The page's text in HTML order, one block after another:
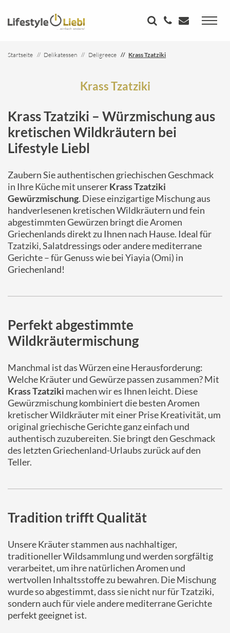
Startseite Delikatessen Deligreece Krass Tzatziki
Krass Tzatziki
Krass Tzatziki – Würzmischung aus
kretischen Wildkräutern bei
Lifestyle Liebl
Zaubern Sie authentischen griechischen Geschmack
in Ihre Küche mit unsererKrass Tzatziki
Gewürzmischung. Diese einzigartige Mischung aus
handverlesenen kretischen Wildkräutern und fein
abgestimmten Gewürzen bringt die Aromen
Griechenlands direkt zu Ihnen nach Hause. Ideal für
Tzatziki, Salatdressings oder andere mediterrane
Gerichte – für Genuss wie bei Yiayia (Omi) in
Griechenland!
Perfekt abgestimmte
Wildkräutermischung
Manchmal ist das Würzen eine Herausforderung:
Welche Kräuter und Gewürze passen zusammen? Mit
Krass Tzatziki machen wir es Ihnen leicht. Diese
Gewürzmischung kombiniert die besten Aromen
kretischer Wildkräuter mit einer Prise Kreativität, um
original griechische Gerichte ganz einfach und
authentisch zuzubereiten. Sie bringt den Geschmack
des letzten Griechenland-Urlaubs zurück auf den
Teller.
Tradition trifft Qualität
Unsere Kräuter stammen aus nachhaltiger,
traditioneller Wildsammlung und werden sorgfältig
verarbeitet, um ihre natürlichen Aromen und
wertvollen Inhaltsstoffe zu bewahren. Die Mischung
wurde so abgestimmt, dass sie nicht nur für Tzatziki,
sondern auch für viele andere mediterrane Gerichte
perfekt geeignet ist.